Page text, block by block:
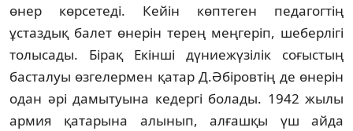
өнер көрсетеді. Кейін көп­теген педагогтің
ұстаздық балет өнерін терең меңгеріп, шеберлігі
толысады. Бірақ Екін­ші дүниежүзілік соғыстың
басталуы өз­гелермен қатар Д.Әбіровтің де өнерін
одан әрі дамытуына кедергі болады. 1942 жы­лы
армия қатарына алынып, алғашқы үш айда